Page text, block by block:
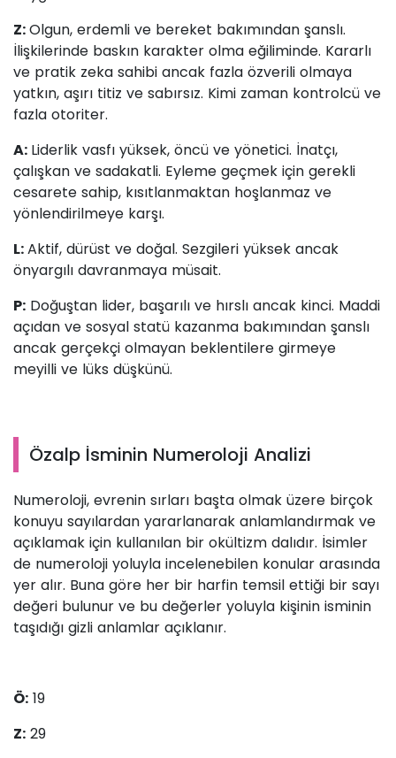
Z:Olgun, erdemli ve bereket bakımından şanslı.
İlişkilerinde baskın karakter olma eğiliminde. Kararlı
ve pratik zeka sahibi ancak fazla özverili olmaya
yatkın, aşırı titiz ve sabırsız. Kimi zaman kontrolcü ve
fazla otoriter.
A: Liderlik vasfı yüksek, öncü ve yönetici. İnatçı,
çalışkan ve sadakatli. Eyleme geçmek için gerekli
cesarete sahip, kısıtlanmaktan hoşlanmaz ve
yönlendirilmeye karşı.
L:Aktif, dürüst ve doğal. Sezgileri yüksek ancak
önyargılı davranmaya müsait.
P: Doğuştan lider, başarılı ve hırslı ancak kinci. Maddi
açıdan ve sosyal statü kazanma bakımından şanslı
ancak gerçekçi olmayan beklentilere girmeye
meyilli ve lüks düşkünü.
Özalp İsminin Numeroloji Analizi
Numeroloji, evrenin sırları başta olmak üzere birçok
konuyu sayılardan yararlanarak anlamlandırmak ve
açıklamak için kullanılan bir okültizm dalıdır. İsimler
de numeroloji yoluyla incelenebilen konular arasında
yer alır. Buna göre her bir harfin temsil ettiği bir sayı
değeri bulunur ve bu değerler yoluyla kişinin isminin
taşıdığı gizli anlamlar açıklanır.
Ö: 19
Z: 29